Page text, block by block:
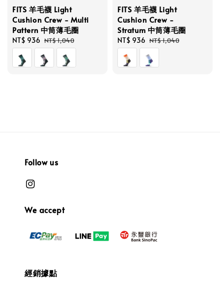
FITS 羊毛襪 Light
Cushion Crew - Multi
Pattern 中筒薄毛圈
Sale
price
NT$ 936 Regular
price
NT$ 1,040
FITS 羊毛襪 Light
Cushion Crew -
Stratum 中筒薄毛圈
Sale
price
NT$ 936 Regular
price
NT$ 1,040
Follow us
We accept
經銷據點